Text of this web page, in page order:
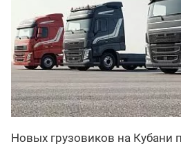
Новых грузовиков на Кубани